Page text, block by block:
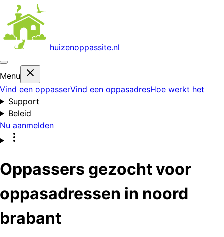
huizenoppassite.nl
Menu
Vind een oppasserVind een oppasadresHoe werkt het
Support
Beleid
Nu aanmelden
Oppassers gezocht voor
oppasadressen in noord
brabant